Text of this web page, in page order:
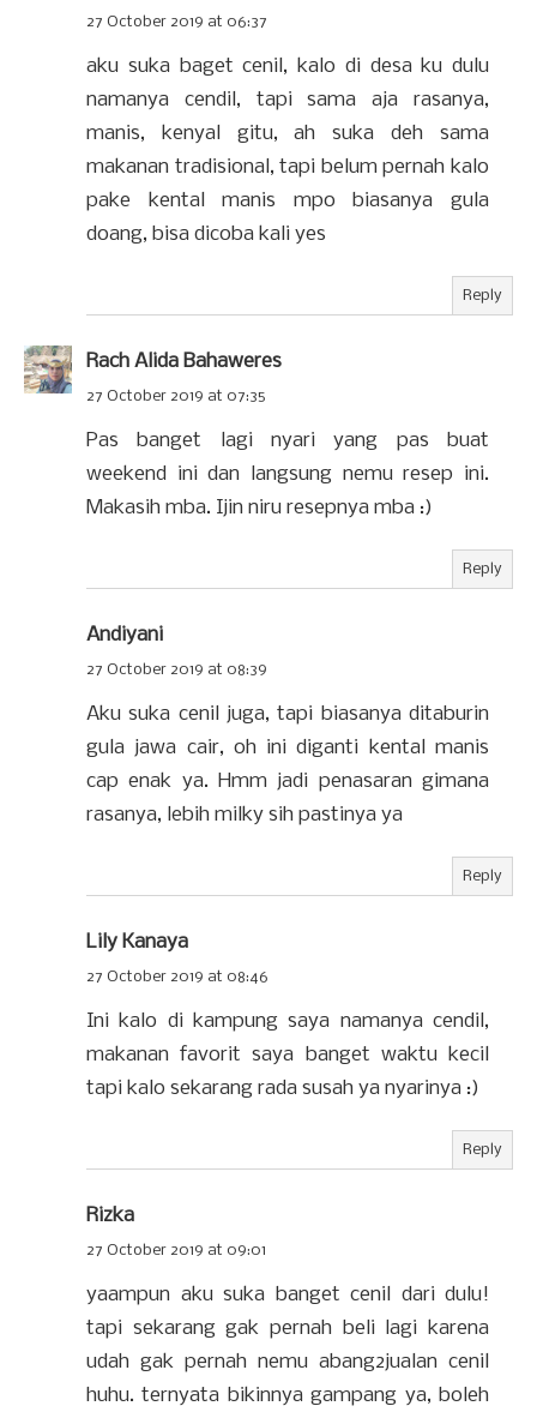
27 October 2019 at 06:37
aku suka baget cenil, kalo di desa ku dulu
namanya cendil, tapi sama aja rasanya,
manis, kenyal gitu, ah suka deh sama
makanan tradisional, tapi belum pernah kalo
pake kental manis mpo biasanya gula
doang, bisa dicoba kali yes
Reply
Rach Alida Bahaweres
27 October 2019 at 07:35
Pas banget lagi nyari yang pas buat
weekend ini dan langsung nemu resep ini.
Makasih mba. Ijin niru resepnya mba :)
Reply
Andiyani
27 October 2019 at 08:39
Aku suka cenil juga, tapi biasanya ditaburin
gula jawa cair, oh ini diganti kental manis
cap enak ya. Hmm jadi penasaran gimana
rasanya, lebih milky sih pastinya ya
Reply
Lily Kanaya
27 October 2019 at 08:46
Ini kalo di kampung saya namanya cendil,
makanan favorit saya banget waktu kecil
tapi kalo sekarang rada susah ya nyarinya :)
Reply
Rizka
27 October 2019 at 09:01
yaampun aku suka banget cenil dari dulu!
tapi sekarang gak pernah beli lagi karena
udah gak pernah nemu abang2jualan cenil
huhu. ternyata bikinnya gampang ya, boleh